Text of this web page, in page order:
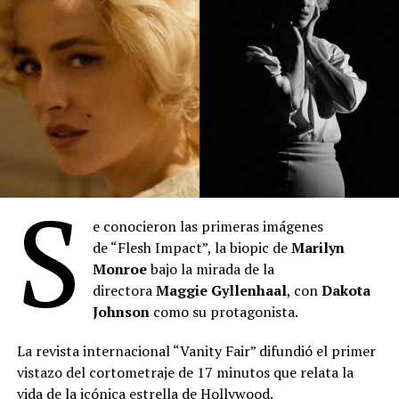
Fuente: Prensa Municipalidad de La Plata
Comparte esto:
“Toy Story 5”: Se posicionó en el primer lugar del
mes con 2.027.345 espectadores durante julio. La
película de Disney-Pixar acumula 3.613.307
entradas desde su estreno el 18 de junio,
va del año. Lideró el ranking semanal todo el mes
hasta el estreno de “Spider-Man: Un nuevo día”. Es
S
e conocieron las primeras imágenes
de “Flesh Impact”, la biopic deMarilyn
Monroebajo la mirada de la
directoraMaggie Gyllenhaal, conDakota
Johnson como su protagonista.
La revista internacional “Vanity Fair” difundió el primer
vistazo del cortometraje de 17 minutos que relata la
vida de la icónica estrella de Hollywood.